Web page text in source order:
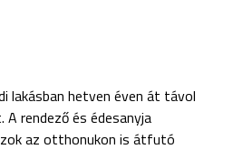
lakásban hetven éven át távol
rendező és édesanyja
az otthonukon is átfutó